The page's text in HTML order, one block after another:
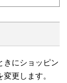
きにショッピン
更します。